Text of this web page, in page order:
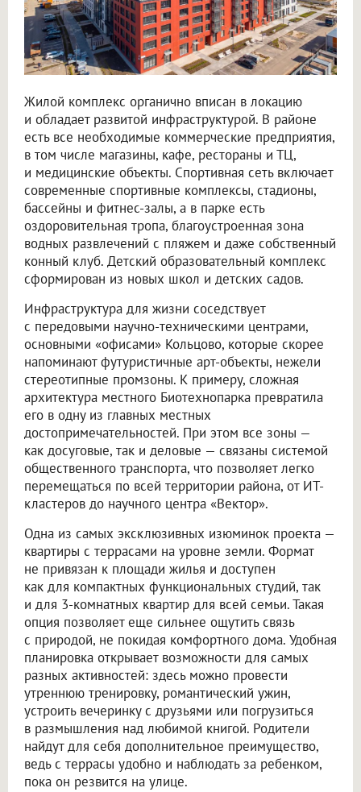
Жилой комплекс органично вписан в локацию
и обладает развитой инфраструктурой. В районе
есть все необходимые коммерческие предприятия,
в том числе магазины, кафе, рестораны и ТЦ,
и медицинские объекты. Спортивная сеть включает
современные спортивные комплексы, стадионы,
бассейны и фитнес-залы, а в парке есть
оздоровительная тропа, благоустроенная зона
водных развлечений с пляжем и даже собственный
конный клуб. Детский образовательный комплекс
сформирован из новых школ и детских садов.
Инфраструктура для жизни соседствует
с передовыми научно-техническими центрами,
основными «офисами» Кольцово, которые скорее
напоминают футуристичные арт-объекты, нежели
стереотипные промзоны. К примеру, сложная
архитектура местного Биотехнопарка превратила
его в одну из главных местных
достопримечательностей. При этом все зоны —
как досуговые, так и деловые — связаны системой
общественного транспорта, что позволяет легко
перемещаться по всей территории района, от ИТ-
кластеров до научного центра «Вектор».
Одна из самых эксклюзивных изюминок проекта —
квартиры с террасами на уровне земли. Формат
не привязан к площади жилья и доступен
как для компактных функциональных студий, так
и для 3-комнатных квартир для всей семьи. Такая
опция позволяет еще сильнее ощутить связь
с природой, не покидая комфортного дома. Удобная
планировка открывает возможности для самых
разных активностей: здесь можно провести
утреннюю тренировку, романтический ужин,
устроить вечеринку с друзьями или погрузиться
в размышления над любимой книгой. Родители
найдут для себя дополнительное преимущество,
ведь с террасы удобно и наблюдать за ребенком,
пока он резвится на улице.